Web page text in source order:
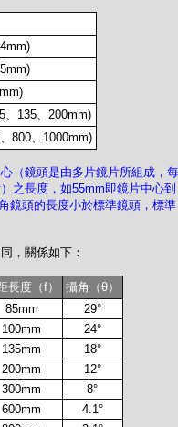
、135、200mm)
800、1000mm)
（鏡頭是由多片鏡片所組成，每
之長度，如55mm即鏡片中心到
鏡頭的長度小於標準鏡頭，標準
，關係如下：
長度（f）
攝角（θ）
85mm
29°
100mm
24°
135mm
18°
200mm
12°
300mm
8°
600mm
4.1°